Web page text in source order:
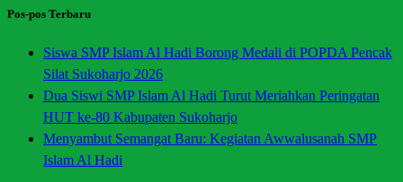
Pos-pos Terbaru
Siswa SMP Islam Al Hadi Borong Medali di POPDA Pencak
Silat Sukoharjo 2026
Dua Siswi SMP Islam Al Hadi Turut Meriahkan Peringatan
HUT ke-80 Kabupaten Sukoharjo
Menyambut Semangat Baru: Kegiatan Awwalusanah SMP
Islam Al Hadi